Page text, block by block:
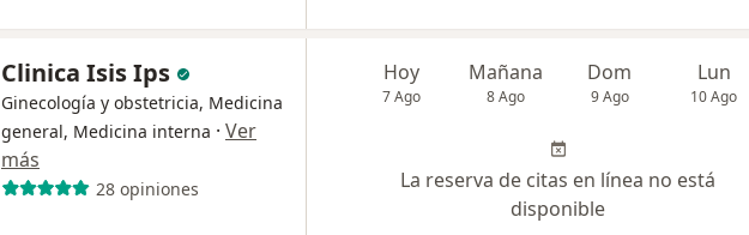
Clinica Isis Ips
Ginecología y obstetricia, Medicina
general, Medicina interna · Ver
más
28 opiniones
Hoy
7 Ago
Mañana
8 Ago
Dom
9 Ago
Lun
10 Ago
La reserva de citas en línea no está
disponible